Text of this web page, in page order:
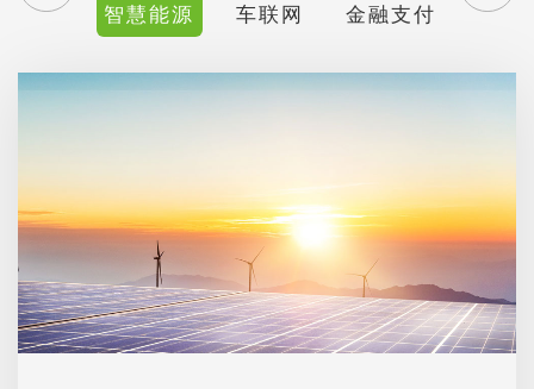
智慧能源 车联网 金融支付 商用